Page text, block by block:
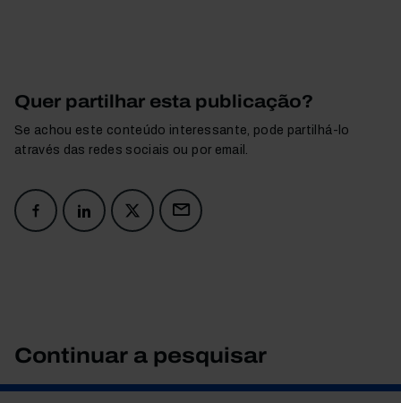
Quer partilhar esta publicação?
Se achou este conteúdo interessante, pode partilhá-lo
através das redes sociais ou por email.
Continuar a pesquisar